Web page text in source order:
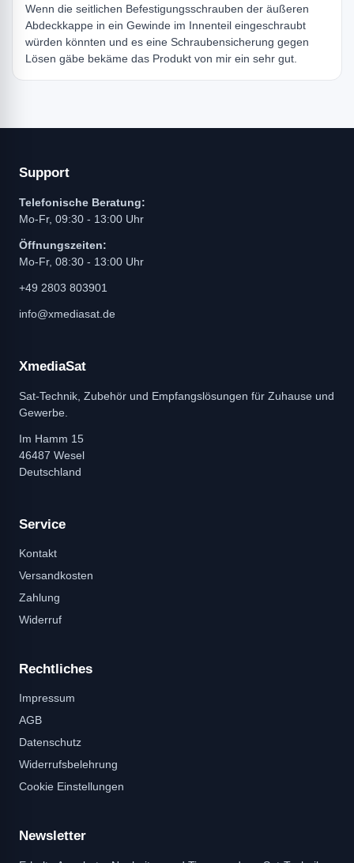
Wenn die seitlichen Befestigungsschrauben der äußeren
Abdeckkappe in ein Gewinde im Innenteil eingeschraubt
würden könnten und es eine Schraubensicherung gegen
Lösen gäbe bekäme das Produkt von mir ein sehr gut.
Support
Telefonische Beratung:
Mo-Fr, 09:30 - 13:00 Uhr
Öffnungszeiten:
Mo-Fr, 08:30 - 13:00 Uhr
+49 2803 803901
info@xmediasat.de
XmediaSat
Sat-Technik, Zubehör und Empfangslösungen für Zuhause und
Gewerbe.
Im Hamm 15
46487 Wesel
Deutschland
Service
Kontakt
Versandkosten
Zahlung
Widerruf
Rechtliches
Impressum
AGB
Datenschutz
Widerrufsbelehrung
Cookie Einstellungen
Newsletter